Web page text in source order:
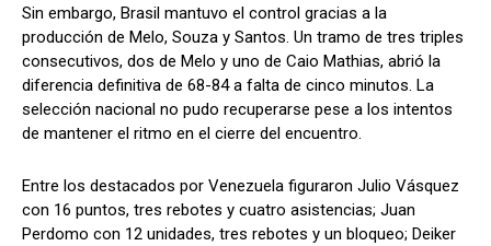
Sin embargo, Brasil mantuvo el control gracias a la
producción de Melo, Souza y Santos. Un tramo de tres triples
consecutivos, dos de Melo y uno de Caio Mathias, abrió la
diferencia definitiva de 68-84 a falta de cinco minutos. La
selección nacional no pudo recuperarse pese a los intentos
de mantener el ritmo en el cierre del encuentro.
Entre los destacados por Venezuela figuraron Julio Vásquez
con 16 puntos, tres rebotes y cuatro asistencias; Juan
Perdomo con 12 unidades, tres rebotes y un bloqueo; Deiker